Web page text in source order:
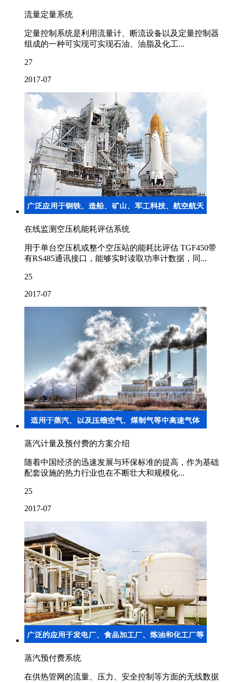
流量定量系统
定量控制系统是利用流量计、断流设备以及定量控制器
组成的一种可实现可实现石油、油脂及化工...
27
2017-07
在线监测空压机能耗评估系统
用于单台空压机或整个空压站的能耗比评估 TGF450带
有RS485通讯接口，能够实时读取功率计数据，同...
25
2017-07
蒸汽计量及预付费的方案介绍
随着中国经济的迅速发展与环保标准的提高，作为基础
配套设施的热力行业也在不断壮大和规模化...
25
2017-07
蒸汽预付费系统
在供热管网的流量、压力、安全控制等方面的无线数据